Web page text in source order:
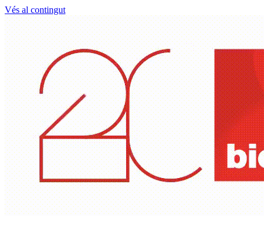
Vés al contingut